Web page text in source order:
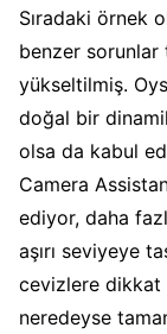
Sıradaki örnek
benzer sorunlar
yükseltilmiş.
doğal bir
olsa da kabul
Camera
ediyor, daha
aşırı seviyeye
cevizlere dikkat
neredeyse